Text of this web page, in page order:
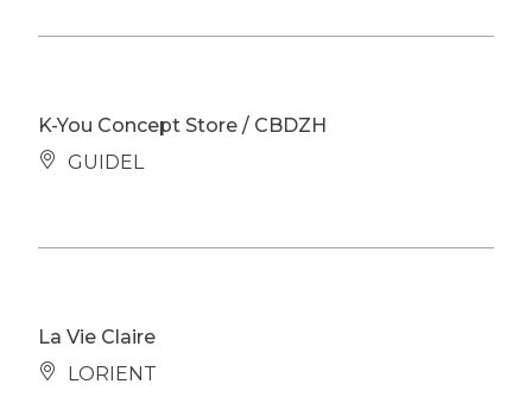
K-You Concept Store / CBDZH
GUIDEL
La Vie Claire
LORIENT